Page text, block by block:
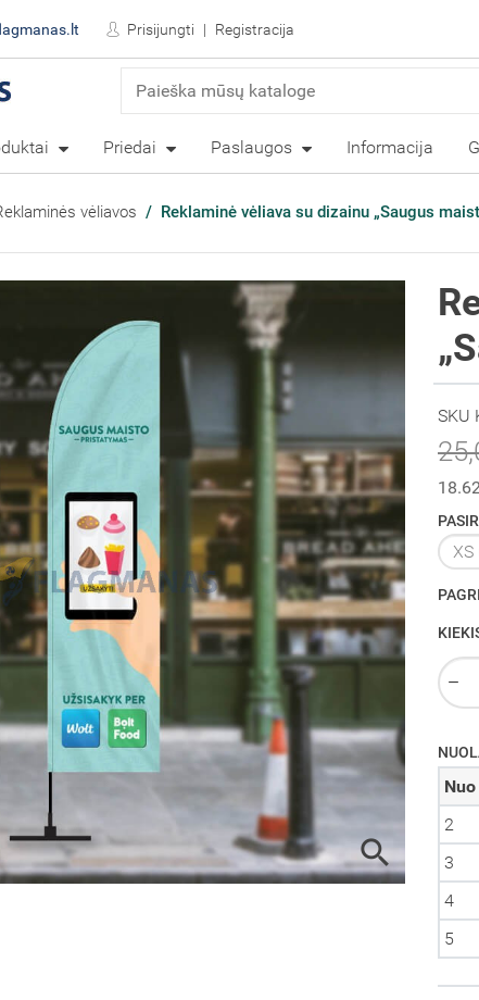
Prisijungti Registracija
Priedai Paslaugos Informacija
vėliavos Reklaminė vėliava su dizainu „Saugus

SKU
2
3
4
5